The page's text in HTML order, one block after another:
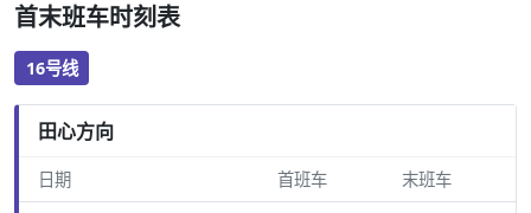
首末班车时刻表
16号线
田心方向
日期 首班车 末班车